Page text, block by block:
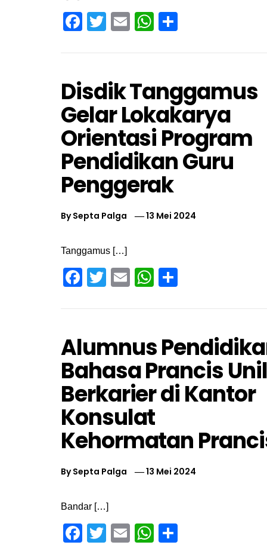
Facebook
TwitterEmailWhatsApp
Disdik Tanggamus
Gelar Lokakarya
Orientasi Program
Pendidikan Guru
Penggerak
BySepta Palga 13 Mei 2024
Tanggamus […]
Facebook
TwitterEmailWhatsApp
Alumnus
Bahasa Prancis
Berkarier di Kantor
Konsulat
Kehormatan
BySepta Palga 13 Mei 2024
Bandar […]
Facebook
TwitterEmailWhatsApp